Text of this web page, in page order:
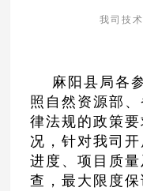
我司技
麻阳县局各
照自然资源部
律法规的政策
况，针对我司
进度、项目质
查，最大限度